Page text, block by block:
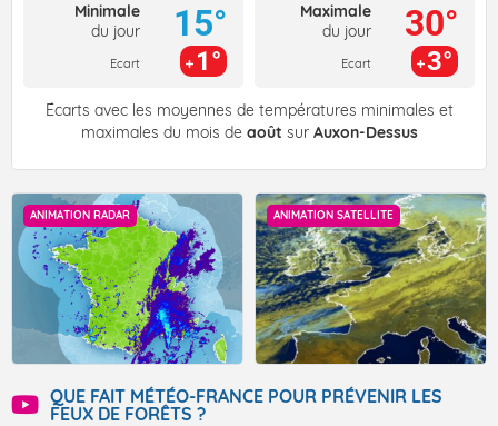
Minimale
du jour
Ecart
15°
1°
Maximale
du jour
Ecart
30°
3°
Écarts avec les moyennes de températures minimales et
maximales du mois de août sur Auxon-Dessus
ANIMATION RADAR ANIMATION SATELLITE
QUE FAIT MÉTÉO-FRANCE POUR PRÉVENIR LES
FEUX DE FORÊTS ?